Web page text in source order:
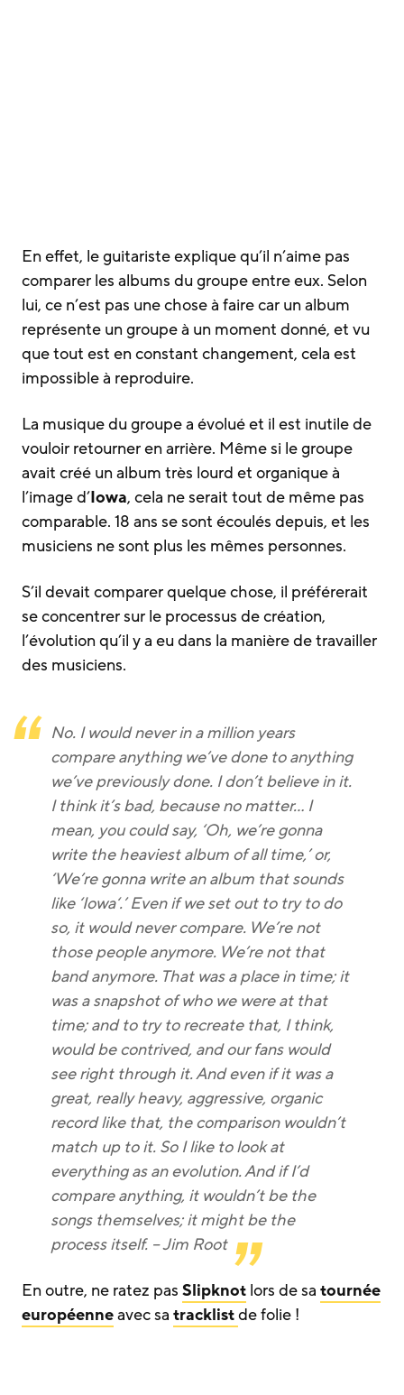
En effet, le guitariste explique qu’il n’aime pas
comparer les albums du groupe entre eux. Selon
lui, ce n’est pas une chose à faire car un album
représente un groupe à un moment donné, et vu
que tout est en constant changement, cela est
impossible à reproduire.
La musique du groupe a évolué et il est inutile de
vouloir retourner en arrière. Même si le groupe
avait créé un album très lourd et organique à
l’image d’Iowa, cela ne serait tout de même pas
comparable. 18 ans se sont écoulés depuis, et les
musiciens ne sont plus les mêmes personnes.
S’il devait comparer quelque chose, il préférerait
se concentrer sur le processus de création,
l’évolution qu’il y a eu dans la manière de travailler
des musiciens.
No. I would never in a million years
compare anything we’ve done to anything
we’ve previously done. I don’t believe in it.
I think it’s bad, because no matter… I
mean, you could say, ‘Oh, we’re gonna
write the heaviest album of all time,’ or,
‘We’re gonna write an album that sounds
like ‘Iowa‘.’ Even if we set out to try to do
so, it would never compare. We’re not
those people anymore. We’re not that
band anymore. That was a place in time; it
was a snapshot of who we were at that
time; and to try to recreate that, I think,
would be contrived, and our fans would
see right through it. And even if it was a
great, really heavy, aggressive, organic
record like that, the comparison wouldn’t
match up to it. So I like to look at
everything as an evolution. And if I’d
compare anything, it wouldn’t be the
songs themselves; it might be the
process itself. – Jim Root
En outre, ne ratez pas Slipknot lors de sa tournée
européenneavec sa tracklistde folie !